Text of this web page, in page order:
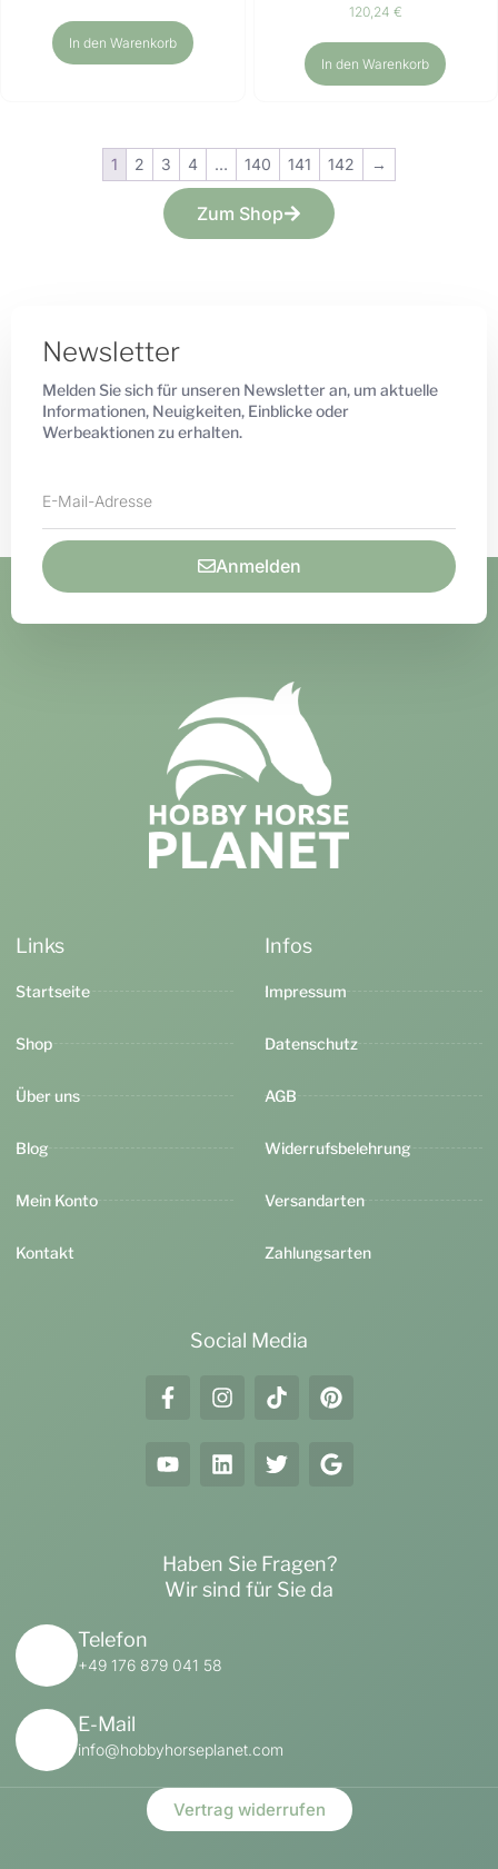
In den Warenkorb
120,24 €
In den Warenkorb
1 2 3 4 … 140 141 142 →
Zum Shop
Newsletter
Melden Sie sich für unseren Newsletter an, um aktuelle
Informationen, Neuigkeiten, Einblicke oder
Werbeaktionen zu erhalten.
Anmelden
Links
Startseite
Shop
Über uns
Blog
Mein Konto
Kontakt
Infos
Impressum
Datenschutz
AGB
Widerrufsbelehrung
Versandarten
Zahlungsarten
Social Media
Haben Sie Fragen?
Wir sind für Sie da
Telefon
+49 176 879 041 58
E-Mail
info@hobbyhorseplanet.com
Vertrag widerrufen